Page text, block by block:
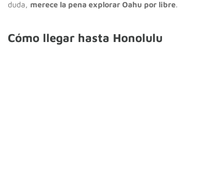
duda, merece la pena explorar Oahu por libre.
Cómo llegar hasta Honolulu